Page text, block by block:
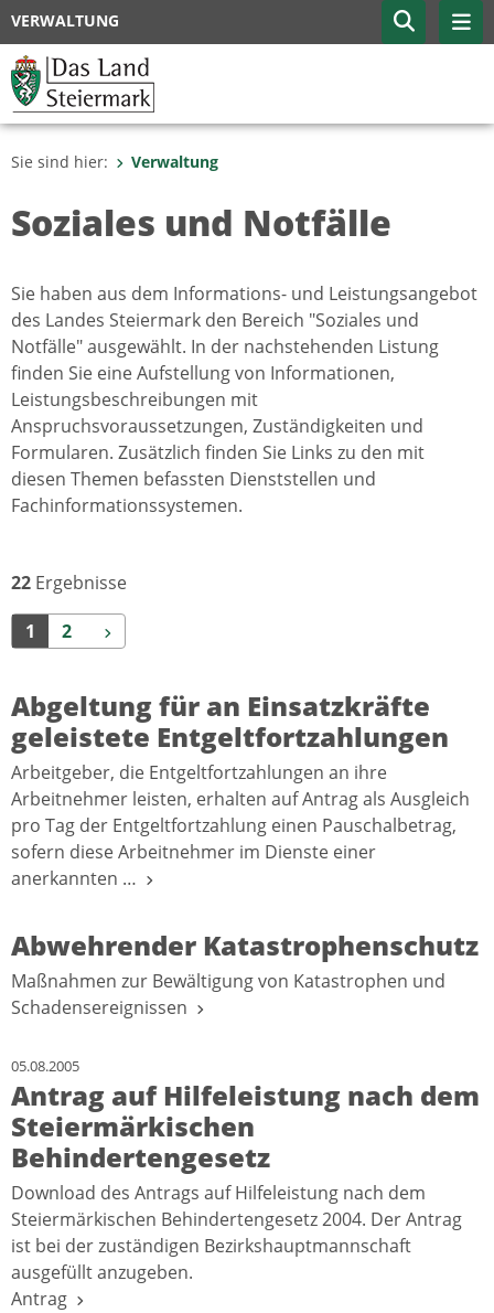
VERWALTUNG
Sie sind hier: Verwaltung
Soziales und Notfälle
Sie haben aus dem Informations- und Leistungsangebot
des Landes Steiermark den Bereich "Soziales und
Notfälle" ausgewählt. In der nachstehenden Listung
finden Sie eine Aufstellung von Informationen,
Leistungsbeschreibungen mit
Anspruchsvoraussetzungen, Zuständigkeiten und
Formularen. Zusätzlich finden Sie Links zu den mit
diesen Themen befassten Dienststellen und
Fachinformationssystemen.
22 Ergebnisse
1 2 Weiter
Abgeltung für an Einsatzkräfte
geleistete Entgeltfortzahlungen
Arbeitgeber, die Entgeltfortzahlungen an ihre
Arbeitnehmer leisten, erhalten auf Antrag als Ausgleich
pro Tag der Entgeltfortzahlung einen Pauschalbetrag,
sofern diese Arbeitnehmer im Dienste einer
anerkannten …
Abwehrender Katastrophenschutz
Maßnahmen zur Bewältigung von Katastrophen und
Schadensereignissen
05.08.2005
Antrag auf Hilfeleistung nach dem
Steiermärkischen
Behindertengesetz
Download des Antrags auf Hilfeleistung nach dem
Steiermärkischen Behindertengesetz 2004. Der Antrag
ist bei der zuständigen Bezirkshauptmannschaft
ausgefüllt anzugeben.
Antrag